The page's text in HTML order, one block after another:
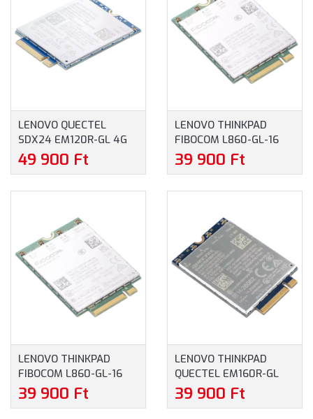
LENOVO QUECTEL
SDX24 EM120R-GL 4G
WWAN ADAPTER L14
G2, L15 G2, T14 G2, T14S
(4XC1D51447)
49 900 Ft
LENOVO THINKPAD
FIBOCOM L860-GL-16
CAT16 4G LTE WWAN
MODULE FOR THINKPAD
39 900 Ft
LENOVO THINKPAD
FIBOCOM L860-GL-16
4G LTE CAT16 M.2
WWAN MODULE FOR X1
39 900 Ft
LENOVO THINKPAD
QUECTEL EM160R-GL
4G LTE-A CAT 16 WWAN
X1 CARBON GEN 12/P16V
39 900 Ft